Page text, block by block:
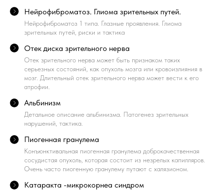
Нейрофиброматоз. Глиома зрительных путей.
Нейрофиброматоз 1 типа. Глазные проявления. Глиома
зрительных путей, риски и тактика
Отек диска зрительного нерва
Отек зрительного нерва может быть признаком таких
серьезных состояний, как опухоль мозга или кровоизлияния в
мозг. Длительный отек зрительного нерва может вести к его
атрофии.
Альбинизм
Детальное описание альбинизма. Патогенез зрительных
нарушений, тактика.
Пиогенная гранулема
Конъюнктивальная пиогенная гранулема доброкачественная
сосудистая опухоль, которая состоит из незрелых капилляров.
Очень часто пиогенную гранулему путают с халязионом.
Катаракта -микрокорнеа синдром